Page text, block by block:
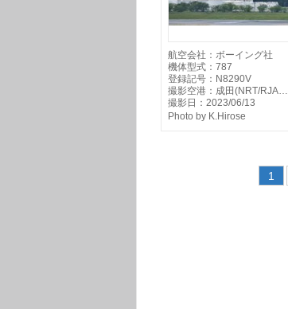
航空会社：ボーイング社
機体型式：787
登録記号：N8290V
撮影空港：成田(NRT/RJA…
撮影日：2023/06/13
Photo by K.Hirose
1